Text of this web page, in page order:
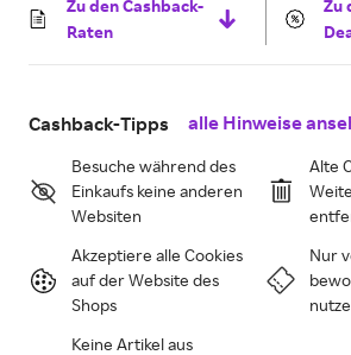
Zu den Cashback-
Raten
Zu
Cashback-Tipps alle Hinweise
Besuche während des
Einkaufs keine anderen
Websiten
Alte
Akzeptiere alle Cookies
auf der Website des
Shops
Nur
Keine Artikel aus